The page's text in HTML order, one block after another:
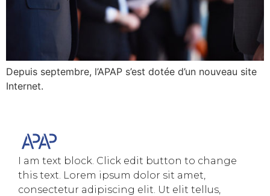
Depuis septembre, l’APAP s’est dotée d’un nouveau site
Internet.
I am text block. Click edit button to change
this text. Lorem ipsum dolor sit amet,
consectetur adipiscing elit. Ut elit tellus,